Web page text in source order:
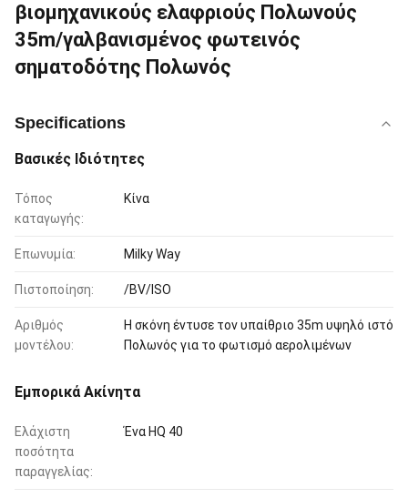
βιομηχανικούς ελαφριούς Πολωνούς
35m/γαλβανισμένος φωτεινός
σηματοδότης Πολωνός
Specifications
Βασικές Ιδιότητες
Τόπος
καταγωγής:
Κίνα
Επωνυμία: Milky Way
Πιστοποίηση: /BV/ISO
Αριθμός
μοντέλου:
Η σκόνη έντυσε τον υπαίθριο 35m υψηλό ιστό
Πολωνός για το φωτισμό αερολιμένων
Εμπορικά Ακίνητα
Ελάχιστη
ποσότητα
παραγγελίας:
Ένα HQ 40